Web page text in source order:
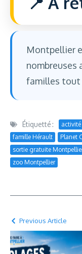
Montpellier
nombreuses
familles tout
Étiquetté :
famille Hérault
Planet
sortie gratuite
zoo Montpellier
Previous Article